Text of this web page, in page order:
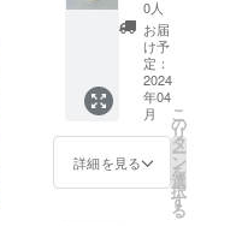
を厳選
してお
届けし
ます。
＊お写
真は参
考で
柄や形
の指定
安定感
のある
フォル
ムと、
素朴で
ユニー
クなデ
ザイン
が特徴
るまう
ことが
一般的
です。
色鮮や
かな洋
菓子だ
けでな
く、繊
500ml 1
個 6480
(5500円
+ 送料)
相当
ビール
ジョッ
キの蓋
0人
お届
け予
定：
2024
年04
月
詳細を見る
こ
の
リ
タ
ー
ン
を
選
択
す
る